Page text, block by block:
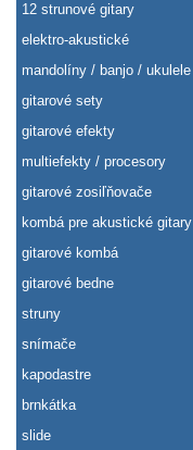
12 strunové gitary
elektro-akustické
mandolíny / banjo / ukulele
gitarové sety
gitarové efekty
multiefekty / procesory
gitarové zosiľňovače
kombá pre akustické gitary
gitarové kombá
gitarové bedne
struny
snímače
kapodastre
brnkátka
slide